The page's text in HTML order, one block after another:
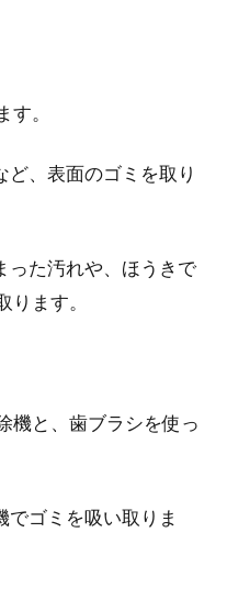
。
、表面のゴミを取り
った汚れや、ほうきで
ます。
機と、歯ブラシを使っ
でゴミを吸い取りま